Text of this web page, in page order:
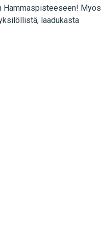
Hammaspisteeseen! Myös
laadukasta